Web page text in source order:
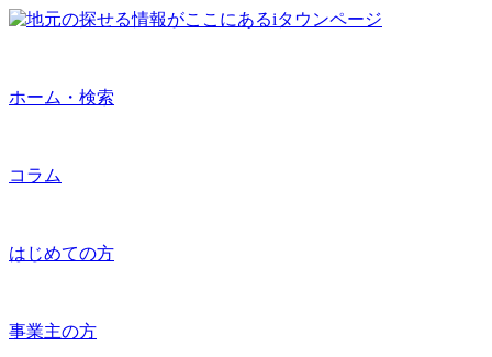
ホーム・検索
コラム
はじめての方
事業主の方